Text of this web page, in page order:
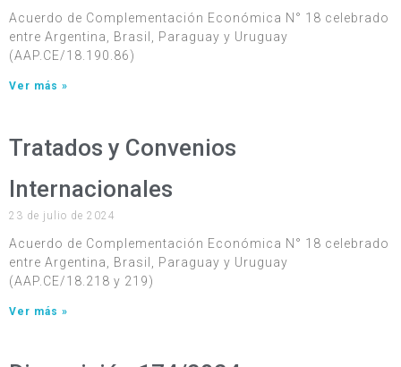
Acuerdo de Complementación Económica N° 18 celebrado
entre Argentina, Brasil, Paraguay y Uruguay
(AAP.CE/18.190.86)
Ver más »
Tratados y Convenios
Internacionales
23 de julio de 2024
Acuerdo de Complementación Económica N° 18 celebrado
entre Argentina, Brasil, Paraguay y Uruguay
(AAP.CE/18.218 y 219)
Ver más »